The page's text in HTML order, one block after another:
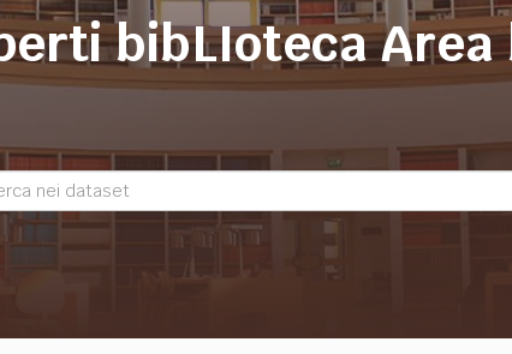
bibLIoteca Area